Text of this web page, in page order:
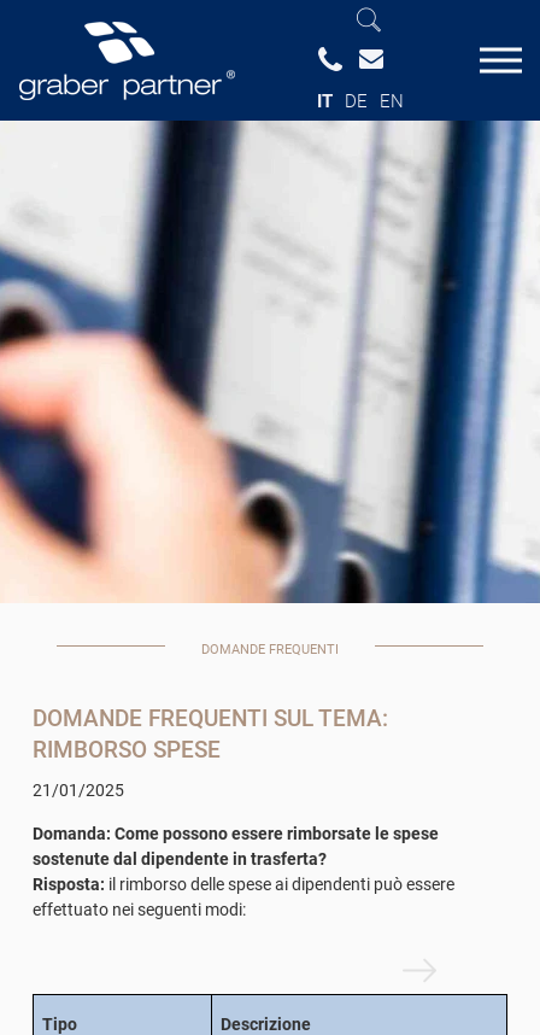
IT DE EN
DOMANDE FREQUENTI
DOMANDE FREQUENTI SUL TEMA:
RIMBORSO SPESE
21/01/2025
Domanda: Come possono essere rimborsate le spese
sostenute dal dipendente in trasferta?
Risposta: il rimborso delle spese ai dipendenti può essere
effettuato nei seguenti modi:
Tipo Descrizione